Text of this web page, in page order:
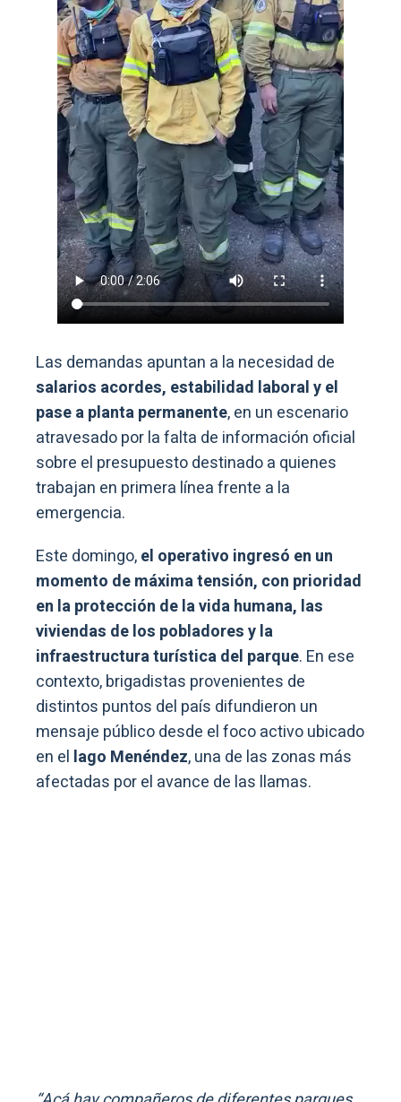
Las demandas apuntan a la necesidad de
salarios acordes, estabilidad laboral y el
pase a planta permanente, en un escenario
atravesado por la falta de información oficial
sobre el presupuesto destinado a quienes
trabajan en primera línea frente a la
emergencia.
Este domingo,el operativo ingresó en un
momento de máxima tensión, con prioridad
en la protección de la vida humana, las
viviendas de los pobladores y la
infraestructura turística del parque. En ese
contexto, brigadistas provenientes de
distintos puntos del país difundieron un
mensaje público desde el foco activo ubicado
en el lago Menéndez, una de las zonas más
afectadas por el avance de las llamas.